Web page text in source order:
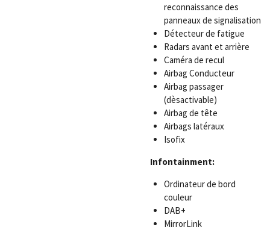
reconnaissance des
panneaux de signalisation
Détecteur de fatigue
Radars avant et arrière
Caméra de recul
Airbag Conducteur
Airbag passager
(dèsactivable)
Airbag de tête
Airbags latéraux
Isofix
Infontainment:
Ordinateur de bord
couleur
DAB+
MirrorLink